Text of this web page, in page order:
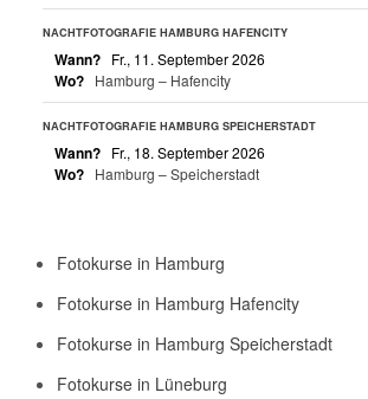
NACHTFOTOGRAFIE HAMBURG HAFENCITY
Wann? Fr., 11. September 2026
Wo? Hamburg – Hafencity
NACHTFOTOGRAFIE HAMBURG SPEICHERSTADT
Wann? Fr., 18. September 2026
Wo? Hamburg – Speicherstadt
Fotokurse in Hamburg
Fotokurse in Hamburg Hafencity
Fotokurse in Hamburg Speicherstadt
Fotokurse in Lüneburg